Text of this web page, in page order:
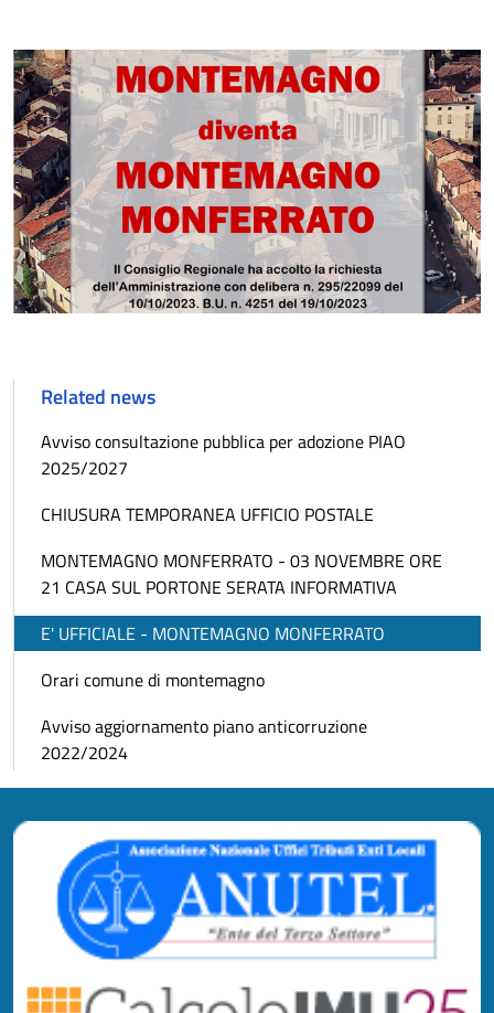
Related news
Avviso consultazione pubblica per adozione PIAO
2025/2027
CHIUSURA TEMPORANEA UFFICIO POSTALE
MONTEMAGNO MONFERRATO - 03 NOVEMBRE ORE
21 CASA SUL PORTONE SERATA INFORMATIVA
E' UFFICIALE - MONTEMAGNO MONFERRATO
Orari comune di montemagno
Avviso aggiornamento piano anticorruzione
2022/2024